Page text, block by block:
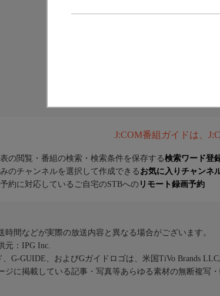
J:COM番組ガイドは、
の閲覧・番組の検索・検索条件を保存する検索ワード登
のチャンネルを選択して作成できる お気に入りチャンネ
約に対応しているご自宅のSTBへの リモート録画予約
時間などが実際の放送内容と異なる場合がございます。
元：IPG Inc.
、G-GUIDE、およびGガイドロゴは、米国TiVo Brands
ジに掲載している記事・写真等あらゆる素材の無断複写・